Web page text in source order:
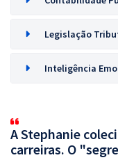
Legislação
Inteligência
A Stephanie
carreiras. O